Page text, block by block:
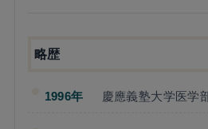
略歴
1996年 慶應義塾大学医学